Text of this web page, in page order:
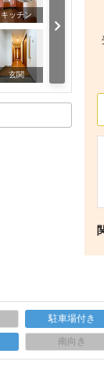
キッチン
玄関
駐車場付き
南向き